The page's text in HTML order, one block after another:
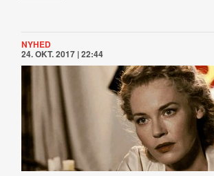
NYHED
24. OKT. 2017 | 22:44